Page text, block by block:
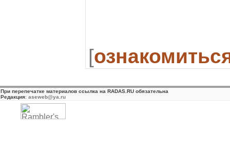
[
При перепечатке материалов ссылка на RADAS.RU обязательна
Редакция: aseweb@ya.ru